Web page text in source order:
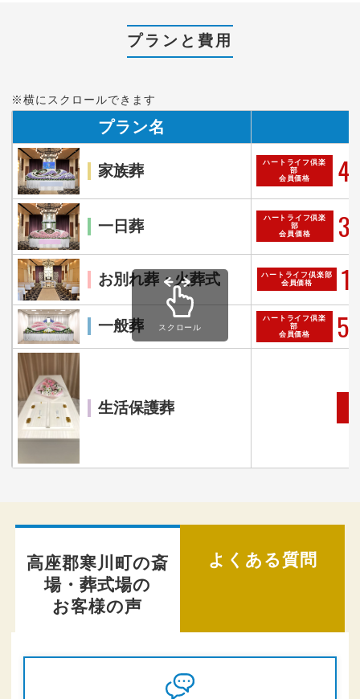
プランと費用
※横にスクロールできます
プラン名
家族葬
ハートライフ倶楽
部
会員価格
一日葬
ハートライフ倶楽
部
会員価格
お別れ葬・火葬式
ハートライフ倶楽部
会員価格
一般葬
ハートライフ倶楽
部
会員価格
生活保護葬
スクロール
高座郡寒川町の斎
場・葬式場の
お客様の声
よくある質問